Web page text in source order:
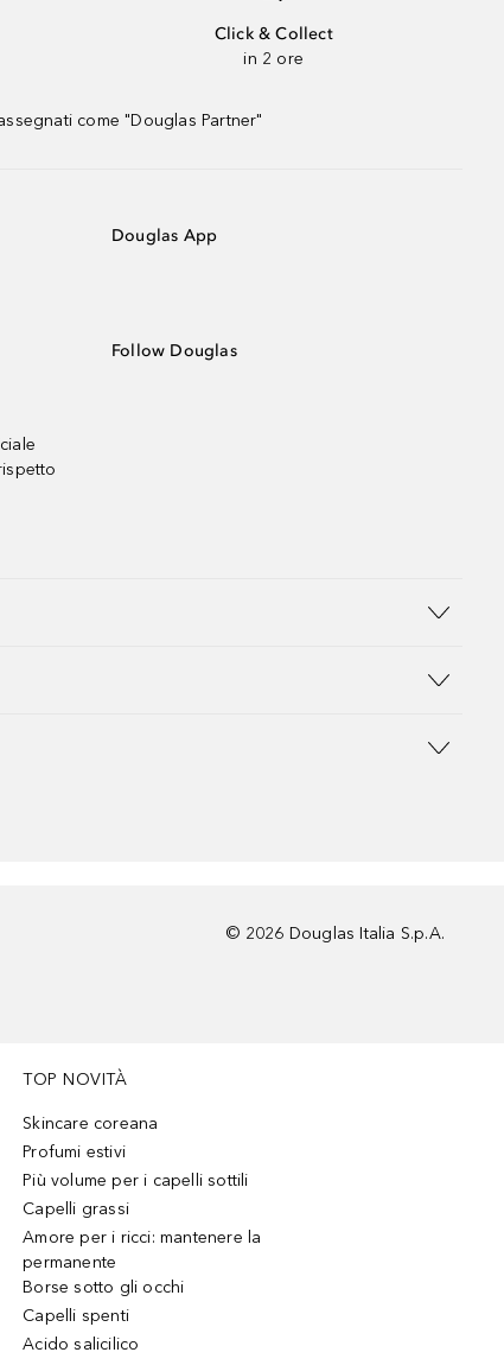
Click & Collect
in 2 ore
come "Douglas Partner"
Douglas App
Follow Douglas
© 2026 Douglas Italia S.p.A.
TOP NOVITÀ
Skincare coreana
Profumi estivi
Più volume per i capelli sottili
Capelli grassi
Amore per i ricci: mantenere la
permanente
Borse sotto gli occhi
Capelli spenti
Acido salicilico